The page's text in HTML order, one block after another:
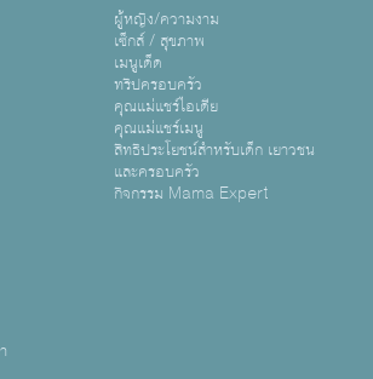
ผู้หญิง/ความงาม
เซ็กส์ / สุขภาพ
เมนูเด็ด
ทริปครอบครัว
คุณแม่แชร์ไอเดีย
คุณแม่แชร์เมนู
สิทธิประโยชน์สำหรับเด็ก เยาวชน
และครอบครัว
กิจกรรม Mama Expert